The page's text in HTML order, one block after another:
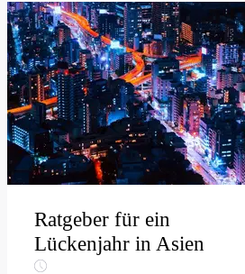
Ratgeber für ein
Lückenjahr in Asien